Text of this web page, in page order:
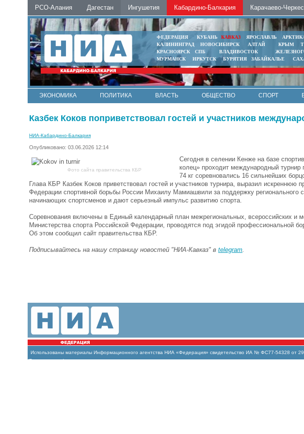
РСО-Алания Дагестан Ингушетия Кабардино-Балкария Карачаево-
ФЕДЕРАЦИЯ КУБАНЬ КАВКАЗ ЯРОСЛАВЛЬ
КАЛИНИНГРАД
НОВОСИБИРСК АЛТАЙ КРЫМ
КРАСНОЯРСК
СПБ ВЛАДИВОСТОК
МУРМАНСК
ИРКУТСК БУРЯТИЯ ЗАБАЙКАЛЬЕ
ЭКОНОМИКА ПОЛИТИКА ВЛАСТЬ ОБЩЕСТВО СПОРТ
Казбек Коков поприветствовал гостей и участников
НИА-Кабардино-Балкария
Опубликовано: 03.06.2026 12:14
Фото сайта правительства КБР
Сегодня в селении Кенже на базе
колец» проходит международный турнир
74 кг соревновались 16 сильнейших
Глава КБР Казбек Коков приветствовал гостей и участников турнира, выразил искреннюю
Федерации спортивной борьбы России Михаилу Мамиашвили за поддержку
начинающих спортсменов и дают серьезный импульс развитию спорта.
Соревнования включены в Единый календарный план межрегиональных, всероссийских и
Министерства спорта Российской Федерации, проводятся под эгидой профессиональной
Об этом сообщил сайт правительства КБР.
Подписывайтесь на нашу страницу новостей "НИА-Кавказ" в telegram
Использованы материалы Информационного агентства НИА «Федерация» свидетельство ИА № ФС77-54328 от
(Роскомнадзор)